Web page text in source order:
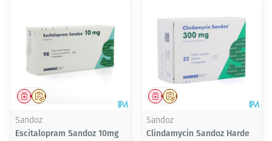
Op voorschrift
Geneesmiddel
Sandoz
Escitalopram Sandoz 10mg
Op voorschrift
Geneesmiddel
Sandoz
Clindamycin Sandoz Harde